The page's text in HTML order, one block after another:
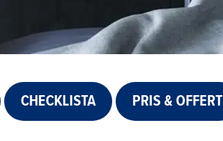
CHECKLISTA PRIS & OFFERT